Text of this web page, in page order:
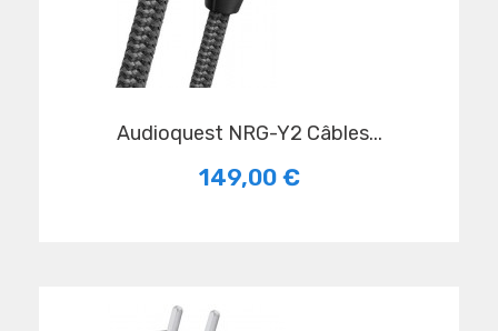
Audioquest NRG-Y2 Câbles...
149,00 €